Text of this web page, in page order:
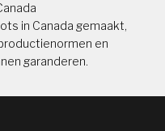
in Canada gemaakt,
en
garanderen.